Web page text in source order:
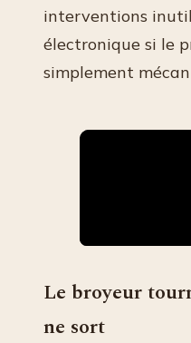
interventions
électronique si le
simplement
Le broyeur
ne sort